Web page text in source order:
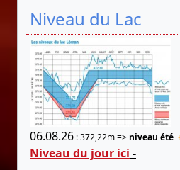
Niveau du Lac
06.08.26 : 372,22m => niveau été
Niveau du jour ici -